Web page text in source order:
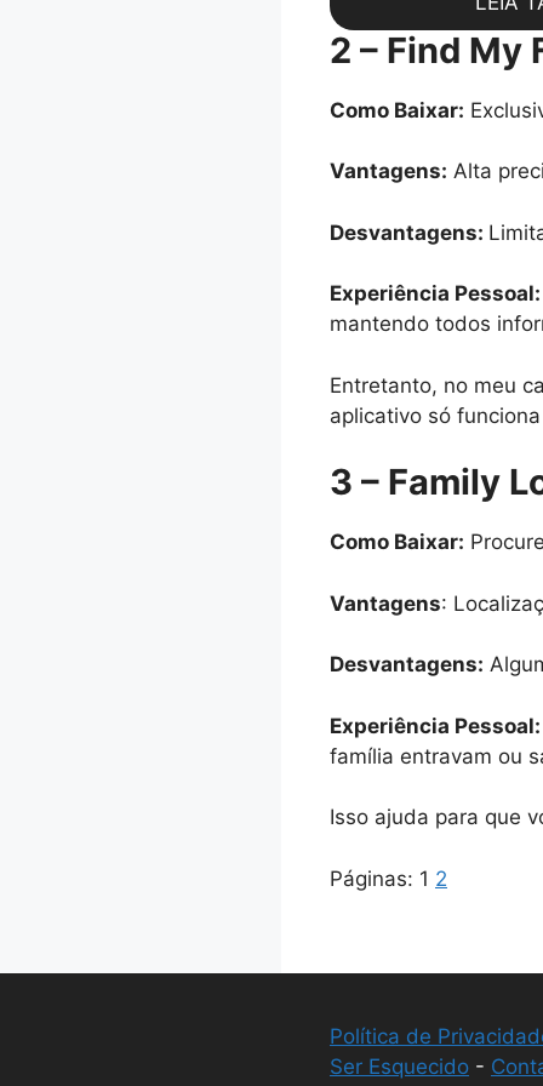
2 – Find My
Como Baixar:
Vantagens: Alta
Desvantagens:
Experiência Pessoal:
mantendo todos
Entretanto, no meu
aplicativo só
3 – Family
Como Baixar:
Vantagens:
Desvantagens:
Experiência Pessoal:
família entravam ou
Isso ajuda para que
Páginas: 1 2
Política de
Ser Esquecido -